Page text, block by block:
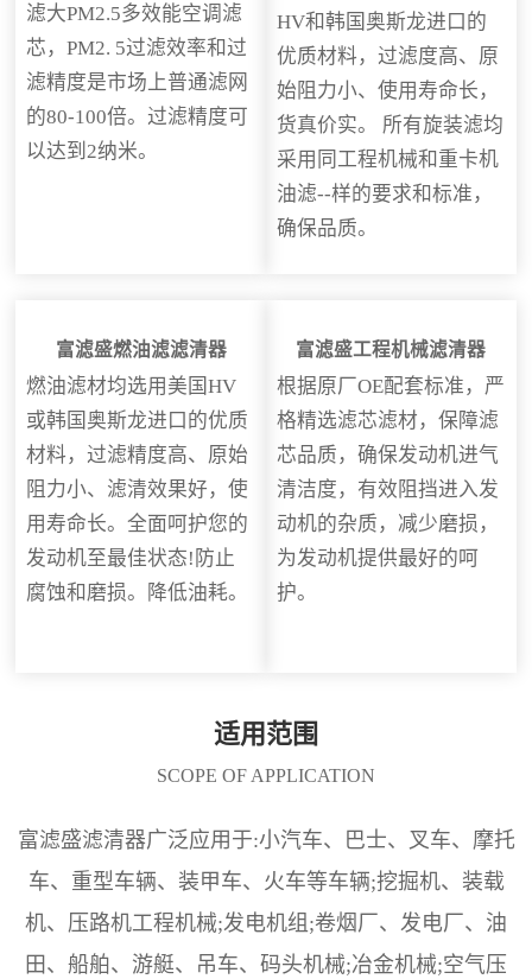
滤大PM2.5多效能空调滤
芯，PM2. 5过滤效率和过
滤精度是市场上普通滤网
的80-100倍。过滤精度可
以达到2纳米。
HV和韩国奥斯龙进口的
优质材料，过滤度高、原
始阻力小、使用寿命长，
货真价实。 所有旋装滤均
采用同工程机械和重卡机
油滤--样的要求和标准，
确保品质。
富滤盛燃油滤滤清器
燃油滤材均选用美国HV
或韩国奥斯龙进口的优质
材料，过滤精度高、原始
阻力小、滤清效果好，使
用寿命长。全面呵护您的
发动机至最佳状态!防止
腐蚀和磨损。降低油耗。
富滤盛工程机械滤清器
根据原厂OE配套标准，严
格精选滤芯滤材，保障滤
芯品质，确保发动机进气
清洁度，有效阻挡进入发
动机的杂质，减少磨损，
为发动机提供最好的呵
护。
适用范围
SCOPE OF APPLICATION
富滤盛滤清器广泛应用于:小汽车、巴士、叉车、摩托
车、重型车辆、装甲车、火车等车辆;挖掘机、装载
机、压路机工程机械;发电机组;卷烟厂、发电厂、油
田、船舶、游艇、吊车、码头机械;冶金机械;空气压